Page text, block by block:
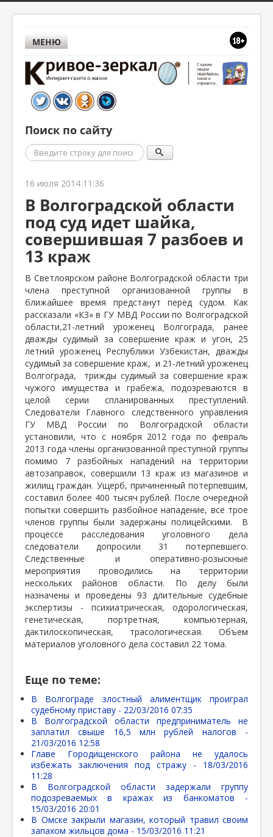
МЕНЮ
Поиск по сайту
Поиск
16 июля 2014 11:36
В Волгоградской области
под суд идет шайка,
совершившая 7 разбоев и
13 краж
В Светлоярском районе Волгоградской области три
члена преступной организованной группы в
ближайшее время предстанут перед судом. Как
рассказали «КЗ» в ГУ МВД России по Волгоградской
области,21-летний уроженец Волгограда, ранее
дважды судимый за совершение краж и угон, 25
летний уроженец Республики Узбекистан, дважды
судимый за совершение краж, и 21-летний уроженец
Волгограда,
трижды судимый за совершение краж
чужого имущества и грабежа, подозреваются в
целой серии спланированных преступлений.
Следователи Главного следственного управления
ГУ МВД России по Волгоградской области
установили, что с ноября 2012 года по февраль
2013 года члены организованной преступной группы
помимо 7 разбойных нападений на территории
автозаправок, совершили 13 краж из магазинов и
жилищ граждан. Ущерб, причиненный потерпевшим,
составил более 400 тысяч рублей. После очередной
попытки совершить разбойное нападение, все трое
членов группы были задержаны полицейскими.
В
процессе расследования уголовного дела
следователи допросили 31 потерпевшего.
Следственные и оперативно-розыскные
мероприятия проводились на территории
нескольких районов области. По делу были
назначены и проведены 93 длительные судебные
экспертизы - психиатрическая, одорологическая,
генетическая, портретная, компьютерная,
дактилоскопическая, трасологическая. Объем
материалов уголовного дела составил 22 тома.
Еще по теме:
В Волгограде злостный алиментщик проиграл
судебному приставу - 22/03/2016 07:35
В Волгоградской области предприниматель не
заплатил свыше 16,5 млн рублей налогов -
21/03/2016 12:58
Главе Городищенского района не удалось
избежать заключения под стражу - 18/03/2016
11:28
В Волгоградской области задержали группу
подозреваемых в кражах из банкоматов -
15/03/2016 20:01
В Омске закрыли магазин, который травил своим
запахом жильцов дома - 15/03/2016 11:21